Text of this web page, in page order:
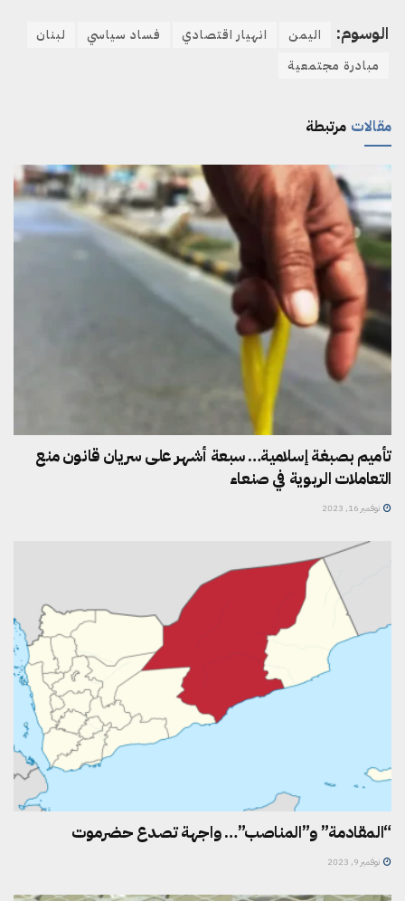
الوسوم: اليمن انهيار اقتصادي فساد سياسي
لبنان
مبادرة مجتمعية
مرتبطة مقالات
تأميم بصبغة إسلامية… سبعة أشهر على سريان قانون منع
التعاملات الربوية في صنعاء
نوفمبر 16, 2023
“المقادمة” و”المناصب”… واجهة تصدع حضرموت
نوفمبر 9, 2023